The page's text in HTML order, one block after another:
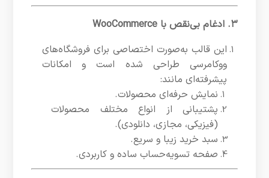
۳. ادغام بی‌نقص با WooCommerce
این قالب به‌صورت اختصاصی برای فروشگاه‌های
ووکامرسی طراحی شده است و امکانات
پیشرفته‌ای مانند:
نمایش حرفه‌ای محصولات.
پشتیبانی از انواع مختلف محصولات
(فیزیکی، مجازی، دانلودی).
سبد خرید زیبا و سریع.
صفحه تسویه‌حساب ساده و کاربردی.